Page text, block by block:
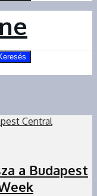
a Budapest